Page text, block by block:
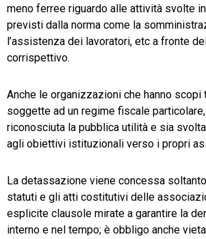
meno ferree riguardo alle attività svolte
previsti dalla norma come la
l’assistenza dei lavoratori, etc a fronte
corrispettivo.
Anche le organizzazioni che hanno
soggette ad un regime fiscale
riconosciuta la pubblica utilità e sia
agli obiettivi istituzionali verso i propri
La detassazione viene concessa
statuti e gli atti costitutivi delle
esplicite clausole mirate a garantire la
interno e nel tempo; è obbligo anche